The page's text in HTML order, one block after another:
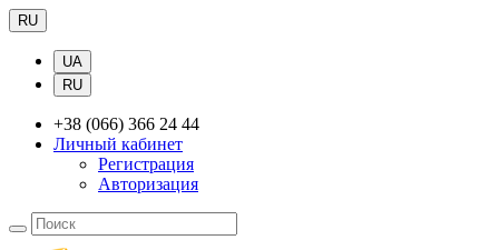
RU
UA
RU
+38 (066) 366 24 44
Личный кабинет
Регистрация
Авторизация